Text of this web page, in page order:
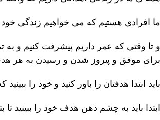
ما افرادی هستیم که می خواهیم زندگی خود
و تا وقتی که عمر داریم پیشرفت کنیم و به
برای موفق و پیروز شدن و رسیدن به هر
باید ابتدا هدفتان را باور کنید و خود را
ابتدا باید به چشم ذهن هدف خود را ببینید تا